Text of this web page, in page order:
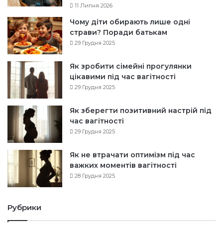
11 Липня 2026
Чому діти обирають лише одні
страви? Поради батькам
29 Грудня 2025
Як зробити сімейні прогулянки
цікавими під час вагітності
29 Грудня 2025
Як зберегти позитивний настрій під
час вагітності
29 Грудня 2025
Як не втрачати оптимізм під час
важких моментів вагітності
28 Грудня 2025
Рубрики